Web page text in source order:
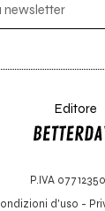
newsletter
Editore
P.IVA
d'uso -